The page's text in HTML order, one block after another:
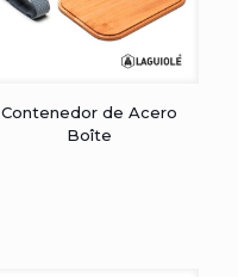
Contenedor de Acero
Boîte